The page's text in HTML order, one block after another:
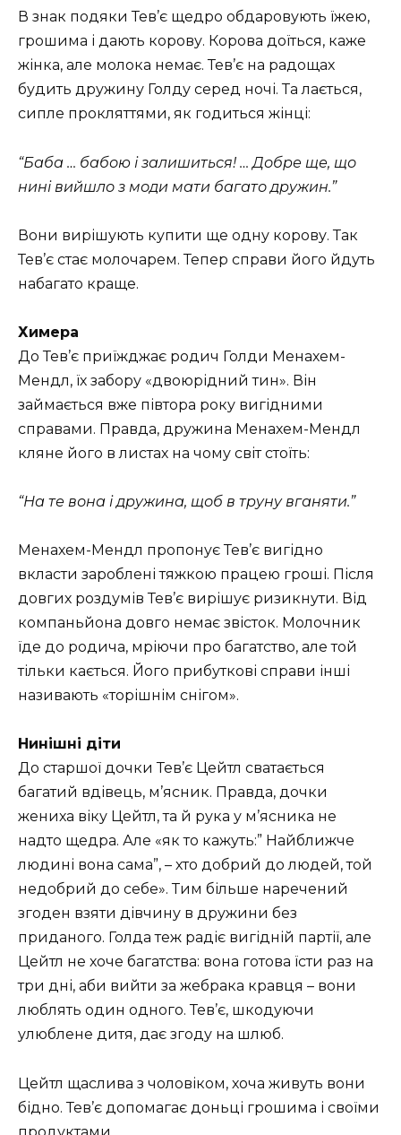
В знак подяки Тев’є щедро обдаровують їжею,
грошима і дають корову. Корова доїться, каже
жінка, але молока немає. Тев’є на радощах
будить дружину Голду серед ночі. Та лається,
сипле прокляттями, як годиться жінці:
“Баба … бабою і залишиться! … Добре ще, що
нині вийшло з моди мати багато дружин.”
Вони вирішують купити ще одну корову. Так
Тев’є стає молочарем. Тепер справи його йдуть
набагато краще.
Химера
До Тев’є приїжджає родич Голди Менахем-
Мендл, їх забору «двоюрідний тин». Він
займається вже півтора року вигідними
справами. Правда, дружина Менахем-Мендл
кляне його в листах на чому світ стоїть:
“На те вона і дружина, щоб в труну вганяти.”
Менахем-Мендл пропонує Тев’є вигідно
вкласти зароблені тяжкою працею гроші. Після
довгих роздумів Тев’є вирішує ризикнути. Від
компаньйона довго немає звісток. Молочник
їде до родича, мріючи про багатство, але той
тільки кається. Його прибуткові справи інші
називають «торішнім снігом».
Нинішні діти
До старшої дочки Тев’є Цейтл сватається
багатий вдівець, м’ясник. Правда, дочки
жениха віку Цейтл, та й рука у м’ясника не
надто щедра. Але «як то кажуть:” Найближче
людині вона сама”, – хто добрий до людей, той
недобрий до себе». Тим більше наречений
згоден взяти дівчину в дружини без
приданого. Голда теж радіє вигідній партії, але
Цейтл не хоче багатства: вона готова їсти раз на
три дні, аби вийти за жебрака кравця – вони
люблять один одного. Тев’є, шкодуючи
улюблене дитя, дає згоду на шлюб.
Цейтл щаслива з чоловіком, хоча живуть вони
бідно. Тев’є допомагає доньці грошима і своїми
продуктами.